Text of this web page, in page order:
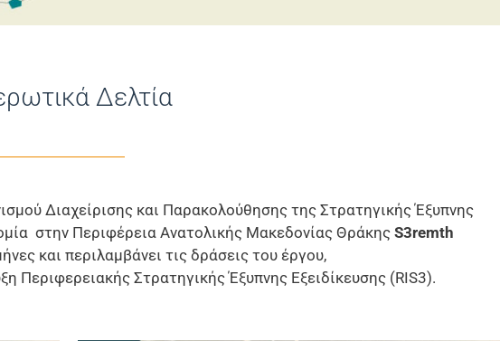
Δελτία
Διαχείρισης και Παρακολούθησης της Στρατηγικής Έξυπνης
στην Περιφέρεια Ανατολικής Μακεδονίας ΘράκηςS3remth
και περιλαμβάνει τις δράσεις του έργου,
Περιφερειακής Στρατηγικής Έξυπνης Εξειδίκευσης (RIS3).